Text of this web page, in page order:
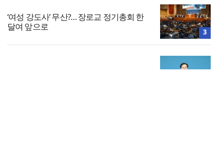
‘여성 강도사’ 무산?… 장로교 정기총회 한
달여 앞으로
3